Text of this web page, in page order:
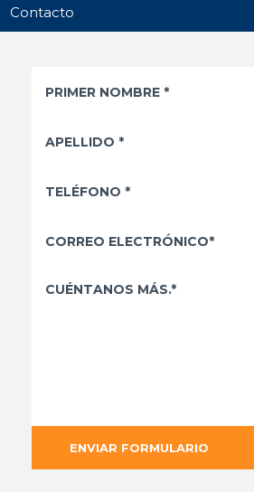
Contacto